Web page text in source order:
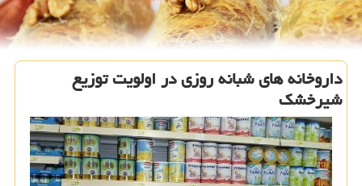
داروخانه های شبانه روزی در اولویت توزیع
شیرخشک